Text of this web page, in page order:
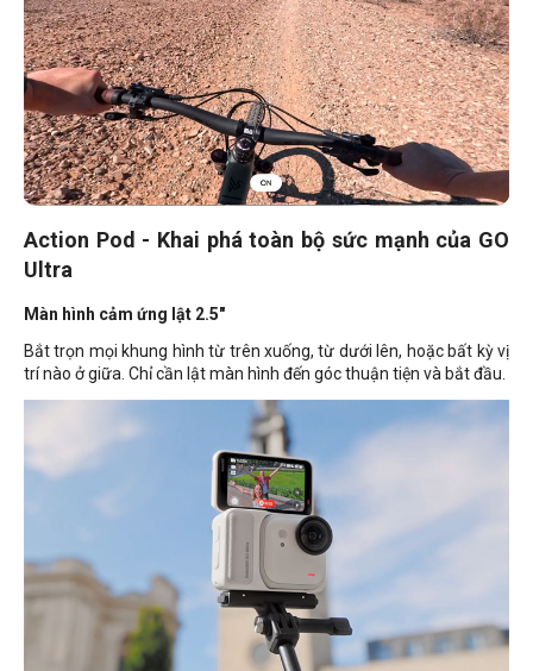
Action Pod - Khai phá toàn bộ sức mạnh của GO
Ultra
Màn hình cảm ứng lật 2.5"
Bắt trọn mọi khung hình từ trên xuống, từ dưới lên, hoặc bất kỳ vị
trí nào ở giữa. Chỉ cần lật màn hình đến góc thuận tiện và bắt đầu.